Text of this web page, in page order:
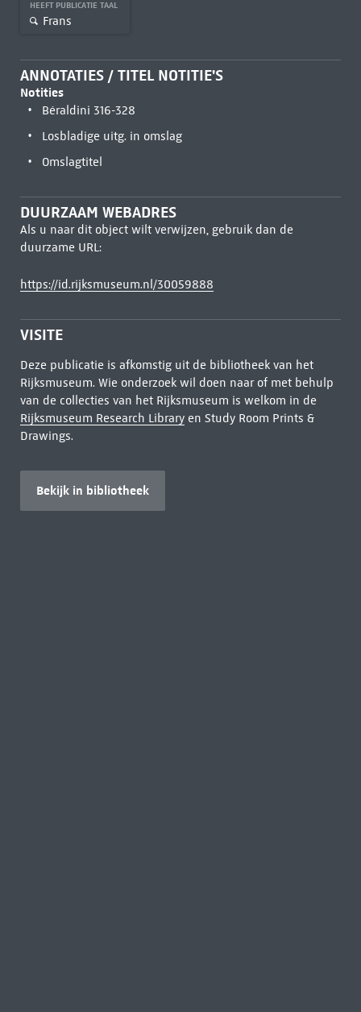
HEEFT PUBLICATIE TAAL
Frans
ANNOTATIES / TITEL NOTITIE'S
Notities
Béraldini 316-328
Losbladige uitg. in omslag
Omslagtitel
DUURZAAM WEBADRES
Als u naar dit object wilt verwijzen, gebruik dan de
duurzame URL:
https://id.rijksmuseum.nl/30059888
VISITE
Deze publicatie is afkomstig uit de bibliotheek van het
Rijksmuseum. Wie onderzoek wil doen naar of met behulp
van de collecties van het Rijksmuseum is welkom in de
Rijksmuseum Research Libraryen Study Room Prints &
Drawings.
Bekijk in bibliotheek